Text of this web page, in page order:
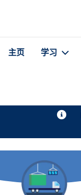
主页 学习